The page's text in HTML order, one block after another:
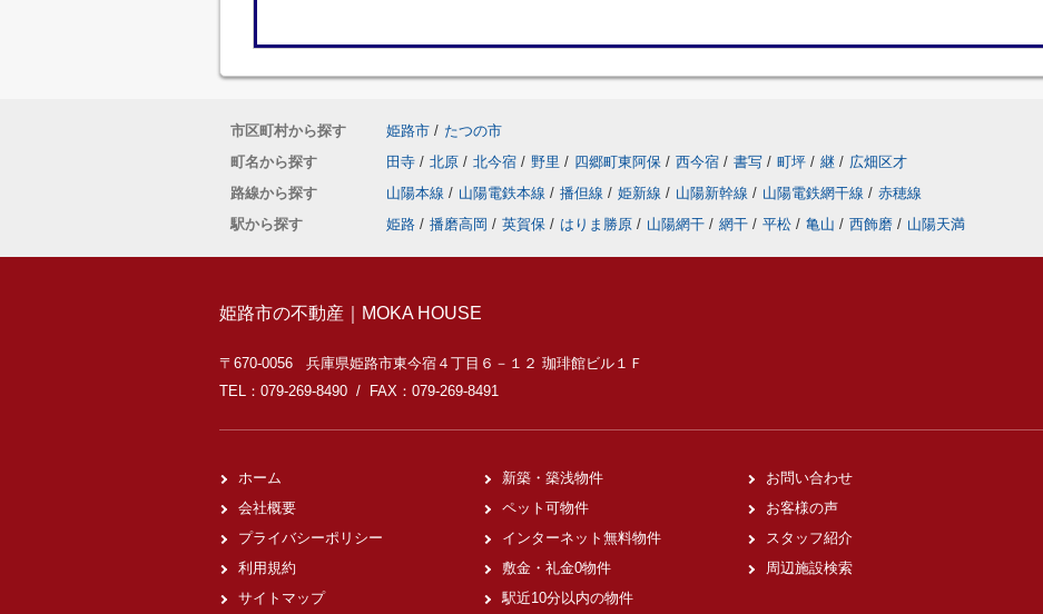
市区町村から探す 姫路市 / たつの市
町名から探す
田寺 / 北原 / 北今宿 / 野里 / 四郷町東阿保 / 西今宿 / 書写 / 町坪 / 継 / 広畑区才
路線から探す
山陽本線 / 山陽電鉄本線 / 播但線 / 姫新線 / 山陽新幹線 / 山陽電鉄網干線 / 赤穂線
駅から探す
姫路 / 播磨高岡 / 英賀保 / はりま勝原 / 山陽網干 / 網干 / 平松 / 亀山 / 西飾磨 / 山陽天満
姫路市の不動産｜MOKA HOUSE
〒670-0056 兵庫県姫路市東今宿４丁目６－１２ 珈琲館ビル１Ｆ
TEL：079-269-8490 / FAX：079-269-8491
ホーム
会社概要
プライバシーポリシー
利用規約
サイトマップ
新築・築浅物件
ペット可物件
インターネット無料物件
敷金・礼金0物件
駅近10分以内の物件
お問い合わせ
お客様の声
スタッフ紹介
周辺施設検索